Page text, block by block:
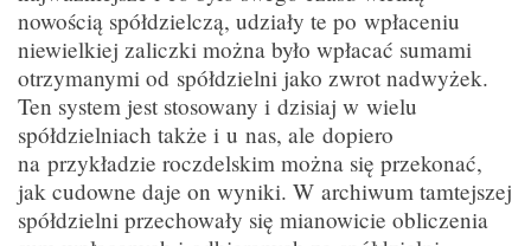
nowością spółdzielczą, udziały te po wpłaceniu
niewielkiej zaliczki można było wpłacać sumami
otrzymanymi od spółdzielni jako zwrot nadwyżek.
Ten system jest stosowany i dzisiaj w wielu
spółdzielniach także i u nas, ale dopiero
na przykładzie roczdelskim można się przekonać,
jak cudowne daje on wyniki. W archiwum tamtejszej
spółdzielni przechowały się mianowicie obliczenia